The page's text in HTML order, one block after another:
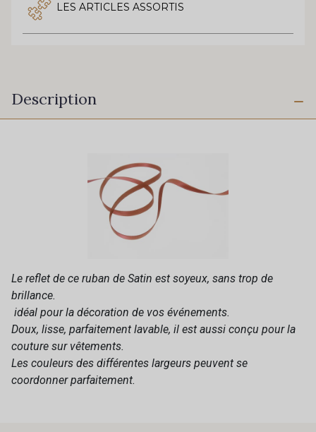
LES ARTICLES ASSORTIS
Description
Le reflet de ce ruban de Satin est soyeux, sans trop de
brillance.
idéal pour la décoration de vos événements.
Doux, lisse, parfaitement lavable, il est aussi conçu pour la
couture sur vêtements.
Les couleurs des différentes largeurs peuvent se
coordonner parfaitement.